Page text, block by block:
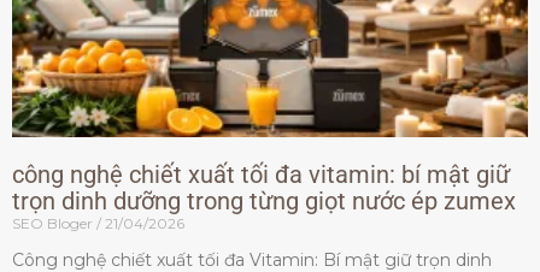
công nghệ chiết xuất tối đa vitamin: bí mật giữ
trọn dinh dưỡng trong từng giọt nước ép zumex
SEO Bloger 21/04/2026
Công nghệ chiết xuất tối đa Vitamin: Bí mật giữ trọn dinh